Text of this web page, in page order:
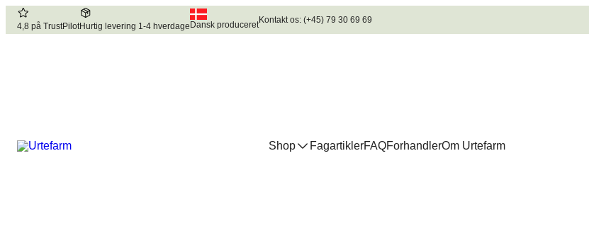
4,8 på TrustPilotHurtig levering 1-4 hverdageDansk produceretKontakt os: (+45) 79 30 69 69
Shop FagartiklerFAQForhandlerOm Urtefarm